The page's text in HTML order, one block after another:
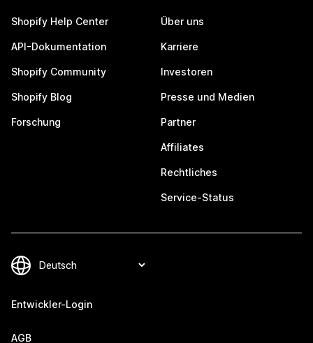
Shopify Help Center
API-Dokumentation
Shopify Community
Shopify Blog
Forschung
Über uns
Karriere
Investoren
Presse und Medien
Partner
Affiliates
Rechtliches
Service-Status
Entwickler-Login
AGB